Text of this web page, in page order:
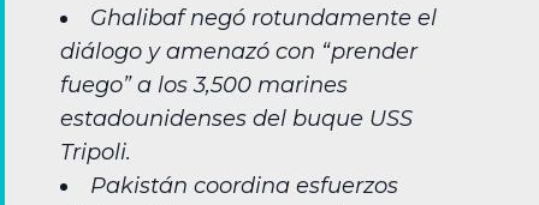
Ghalibaf negó rotundamente el
diálogo y amenazó con “prender
fuego” a los 3,500 marines
estadounidenses del buque USS
Tripoli.
Pakistán coordina esfuerzos